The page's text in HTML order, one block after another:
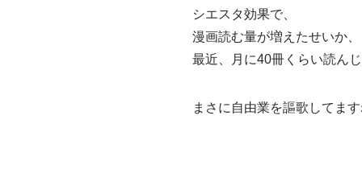
シエスタ効果で、
漫画読む量が増えたせいか、
最近、月に40冊くらい読んじ
まさに自由業を謳歌してま